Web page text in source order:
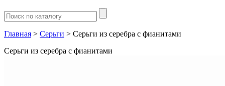
Главная > Серьги > Серьги из серебра с фианитами
Серьги из серебра с фианитами